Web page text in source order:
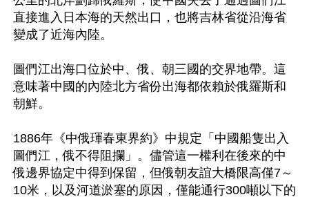
直接進入日本海的天然出口，也將吉林省從沿海省
變成了近海內陸。
圖們江出海口位於中、俄、朝三國的交界地帶。這
意味著中國的內陸北方省份出海都依賴於俄羅斯和
朝鮮。
1886年《中俄琿春東界約》中規定「中國船隻出入
圖們江，俄不得阻攔」。儘管這一權利在後來的中
俄邊界協定中得到保留，但俄朝友誼大橋限高僅7～
10米，以及河道淤塞的原因，僅能通行300噸以下的